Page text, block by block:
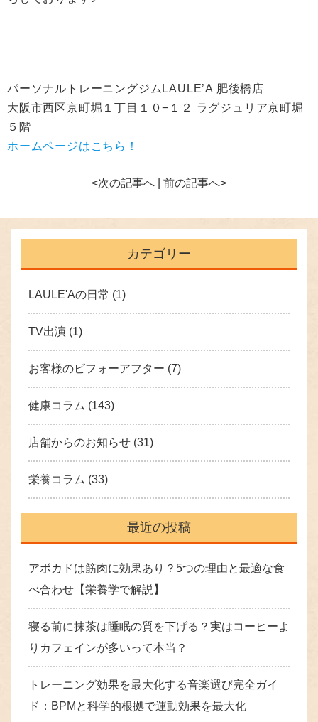
パーソナルトレーニングジムLAULE’A 肥後橋店
大阪市西区京町堀１丁目１０−１２ ラグジュリア京町堀
５階
ホームページはこちら！
<次の記事へ 前の記事へ>
カテゴリー
LAULE'Aの日常 (1)
TV出演 (1)
お客様のビフォーアフター (7)
健康コラム (143)
店舗からのお知らせ (31)
栄養コラム (33)
最近の投稿
アボカドは筋肉に効果あり？5つの理由と最適な食
べ合わせ【栄養学で解説】
寝る前に抹茶は睡眠の質を下げる？実はコーヒーよ
りカフェインが多いって本当？
トレーニング効果を最大化する音楽選び完全ガイ
ド：BPMと科学的根拠で運動効果を最大化